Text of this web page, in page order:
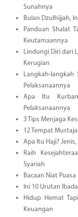
Sunahnya
Bulan Dzulhijjah,
Panduan Shalat
Keutamaannya
Lindungi Diri dari
Kerugian
Langkah-
Pelaksanaannya
Apa Itu
Pelaksanaannya
3 Tips Menjaga
12 Tempat
Apa Itu Haji?
Raih
Syariah
Bacaan Niat
Ini 10 Urutan
Hidup Hemat
Keuangan